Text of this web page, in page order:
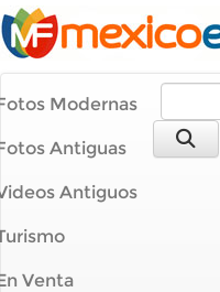
Modernas
Antiguas
Antiguos
Venta